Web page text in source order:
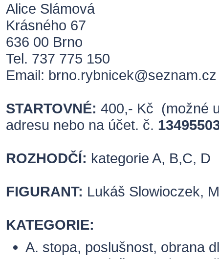
Alice Slámová
Krásného 67
636 00 Brno
Tel. 737 775 150
Email: brno.rybnicek@seznam.cz
STARTOVNÉ: 400,- Kč (možné
adresu nebo na účet. č.
ROZHODČÍ: kategorie A, B,C,
FIGURANT: Lukáš Slowioczek,
KATEGORIE:
A. stopa, poslušnost, obrana